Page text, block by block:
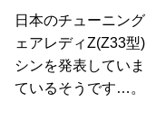
日本のチューニン
ェアレディZ(Z33
シンを発表してい
ているそうです…。